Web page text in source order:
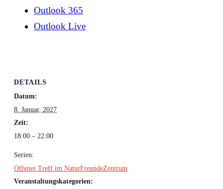
Outlook 365
Outlook Live
DETAILS
Datum:
8. Januar, 2027
Zeit:
18:00 – 22:00
Serien:
Offener Treff im NaturFreundeZentrum
Veranstaltungskategorien: